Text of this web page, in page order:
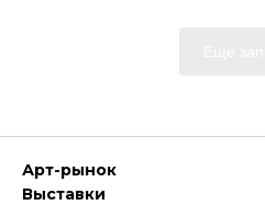
Арт-рынок
Выставки